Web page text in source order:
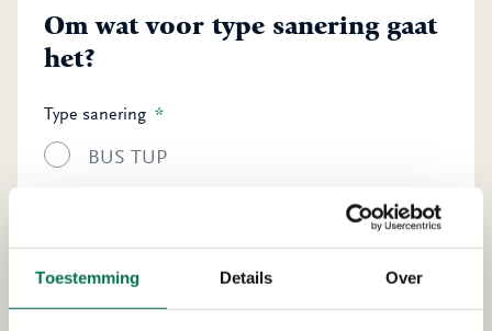
Toestemming Details Over
Om wat voor type sanering gaat
het?
Type sanering *
BUS TUP
BUS Immobiel
Saneringsplan of plan van aanpak